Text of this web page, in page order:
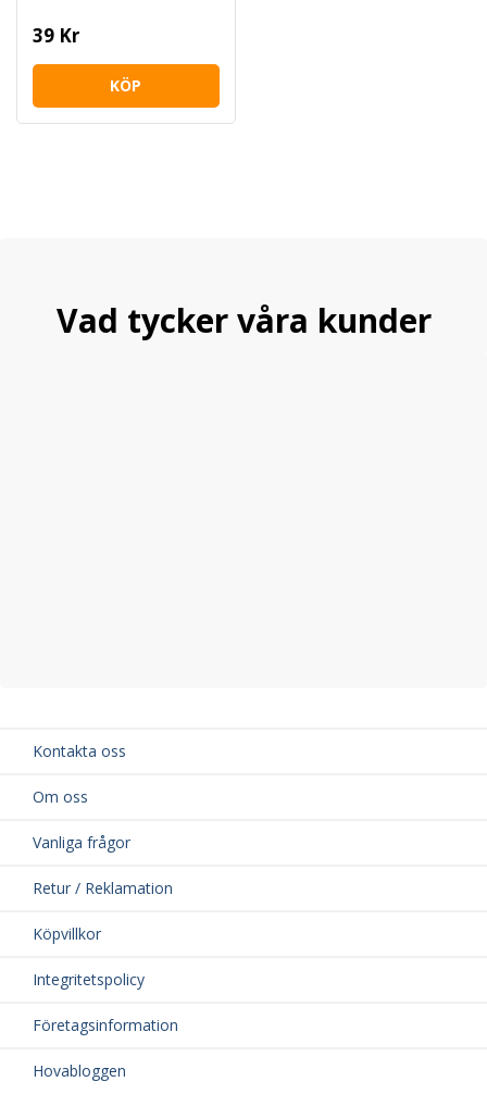
39 Kr
KÖP
Vad tycker våra kunder
Kontakta oss
Om oss
Vanliga frågor
Retur / Reklamation
Köpvillkor
Integritetspolicy
Företagsinformation
Hovabloggen